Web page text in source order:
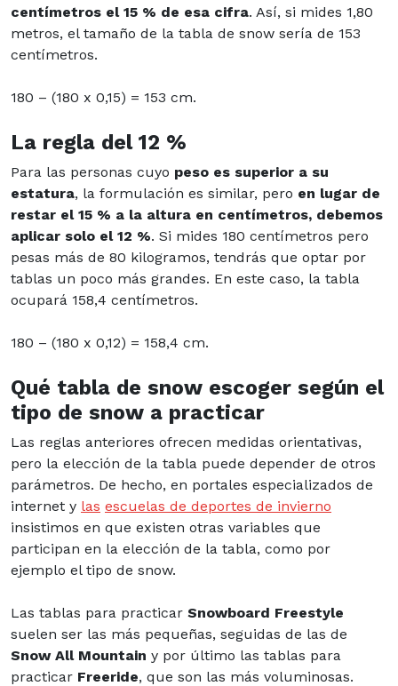
centímetros el 15 % de esa cifra. Así, si mides 1,80
metros, el tamaño de la tabla de snow sería de 153
centímetros.
180 – (180 x 0,15) = 153 cm.
La regla del 12 %
Para las personas cuyo peso es superior a su
estatura, la formulación es similar, pero en lugar de
restar el 15 % a la altura en centímetros, debemos
aplicar solo el 12 %. Si mides 180 centímetros pero
pesas más de 80 kilogramos, tendrás que optar por
tablas un poco más grandes. En este caso, la tabla
ocupará 158,4 centímetros.
180 – (180 x 0,12) = 158,4 cm.
Qué tabla de snow escoger según el
tipo de snow a practicar
Las reglas anteriores ofrecen medidas orientativas,
pero la elección de la tabla puede depender de otros
parámetros. De hecho, en portales especializados de
internet y las escuelas de deportes de invierno
insistimos en que existen otras variables que
participan en la elección de la tabla, como por
ejemplo el tipo de snow.
Las tablas para practicar Snowboard Freestyle
suelen ser las más pequeñas, seguidas de las de
Snow All Mountain y por último las tablas para
practicar Freeride, que son las más voluminosas.